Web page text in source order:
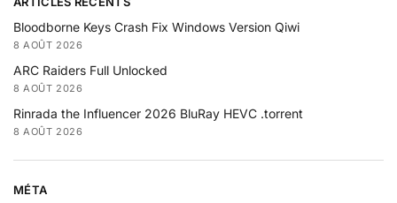
Bloodborne Keys Crash Fix Windows Version Qiwi
8 AOÛT 2026
ARC Raiders Full Unlocked
8 AOÛT 2026
Rinrada the Influencer 2026 BluRay HEVC .torrent
8 AOÛT 2026
MÉTA